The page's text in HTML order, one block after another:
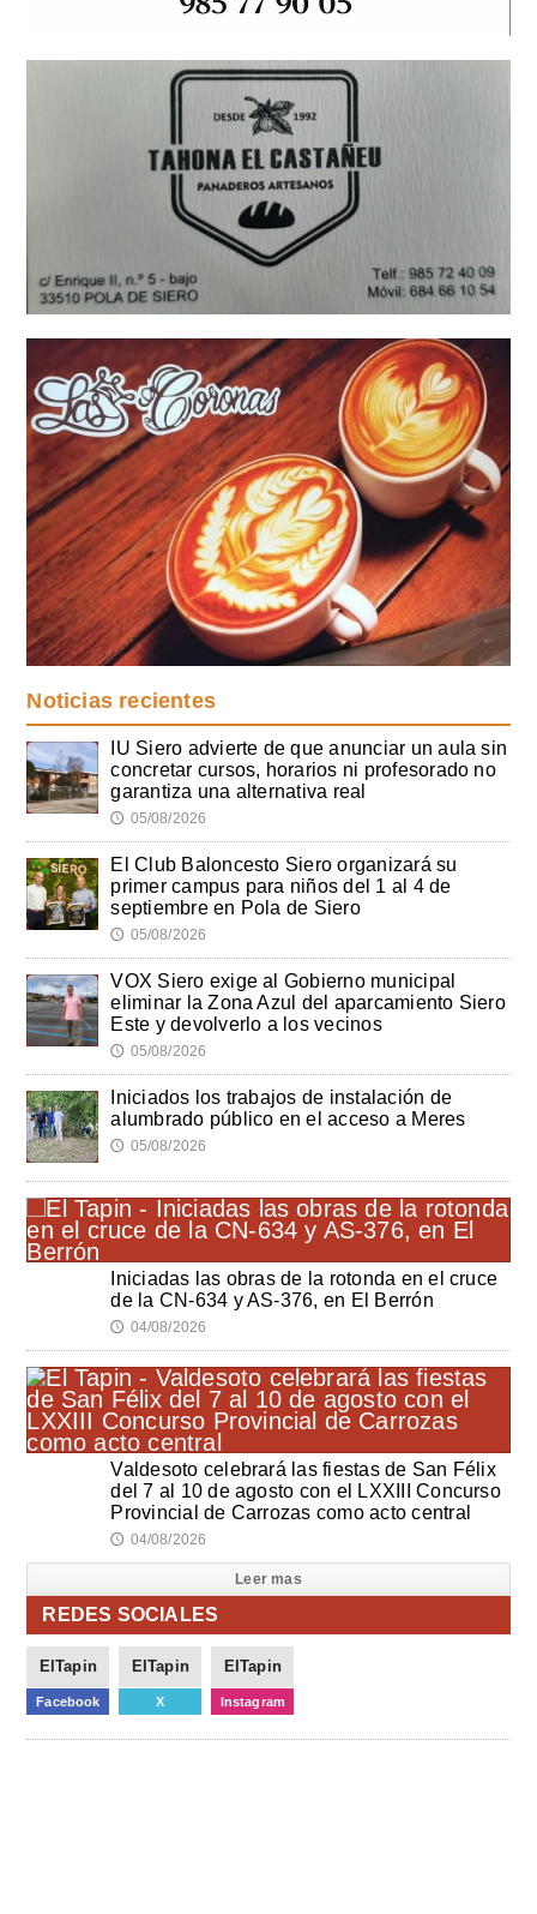
Noticias recientes
IU Siero advierte de que anunciar un aula sin
concretar cursos, horarios ni profesorado no
garantiza una alternativa real
🕔 05/08/2026
El Club Baloncesto Siero organizará su
primer campus para niños del 1 al 4 de
septiembre en Pola de Siero
🕔 05/08/2026
VOX Siero exige al Gobierno municipal
eliminar la Zona Azul del aparcamiento Siero
Este y devolverlo a los vecinos
🕔 05/08/2026
Iniciados los trabajos de instalación de
alumbrado público en el acceso a Meres
🕔 05/08/2026
Iniciadas las obras de la rotonda en el cruce
de la CN-634 y AS-376, en El Berrón
🕔 04/08/2026
Valdesoto celebrará las fiestas de San Félix
del 7 al 10 de agosto con el LXXIII Concurso
Provincial de Carrozas como acto central
🕔 04/08/2026
Leer mas
REDES SOCIALES
ElTapin
Facebook
ElTapin
X
ElTapin
Instagram